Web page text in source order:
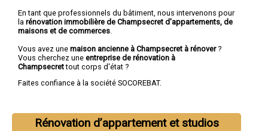
En tant que professionnels du bâtiment, nous intervenons pour
la rénovation immobilière de Champsecret d'appartements, de
maisons et de commerces
Vous avez une maison ancienne à Champsecret à rénover?
Vous cherchez une entreprise de rénovation à
Champsecrettout corps d'état ?
Faites confiance à la société SOCOREBAT.
Rénovation d’appartement et studios